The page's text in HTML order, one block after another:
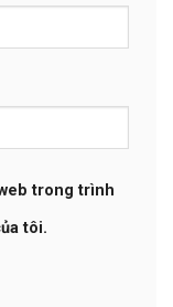
trong trình
tôi.